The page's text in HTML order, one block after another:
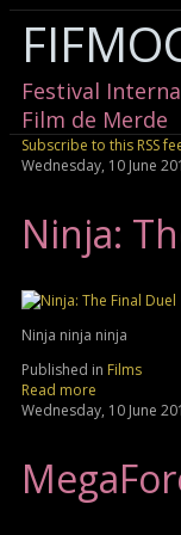
Festival
Film de Merde
Subscribe to this RSS
Wednesday, 10 June
Ninja:
Ninja ninja ninja
Published in Films
Read more
Wednesday, 10 June